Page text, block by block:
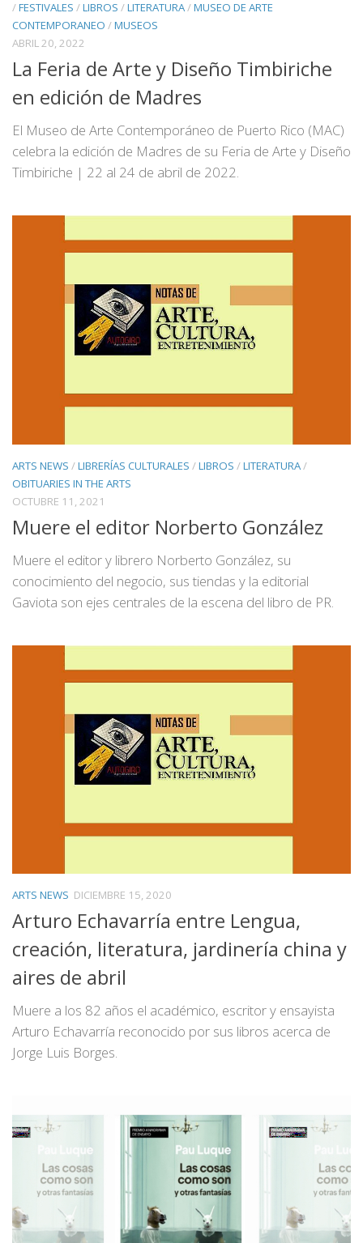
/FESTIVALES /LIBROS /LITERATURA/MUSEO DE ARTE
CONTEMPORANEO /MUSEOS
ABRIL 20, 2022
La Feria de Arte y Diseño Timbiriche
en edición de Madres
El Museo de Arte Contemporáneo de Puerto Rico (MAC)
celebra la edición de Madres de su Feria de Arte y Diseño
Timbiriche | 22 al 24 de abril de 2022.
ARTS NEWS /LIBRERÍAS CULTURALES /LIBROS /LITERATURA /
OBITUARIES IN THE ARTS
OCTUBRE 11, 2021
Muere el editor Norberto González
Muere el editor y librero Norberto González, su
conocimiento del negocio, sus tiendas y la editorial
Gaviota son ejes centrales de la escena del libro de PR.
ARTS NEWS DICIEMBRE 15, 2020
Arturo Echavarría entre Lengua,
creación, literatura, jardinería china y
aires de abril
Muere a los 82 años el académico, escritor y ensayista
Arturo Echavarría reconocido por sus libros acerca de
Jorge Luis Borges.